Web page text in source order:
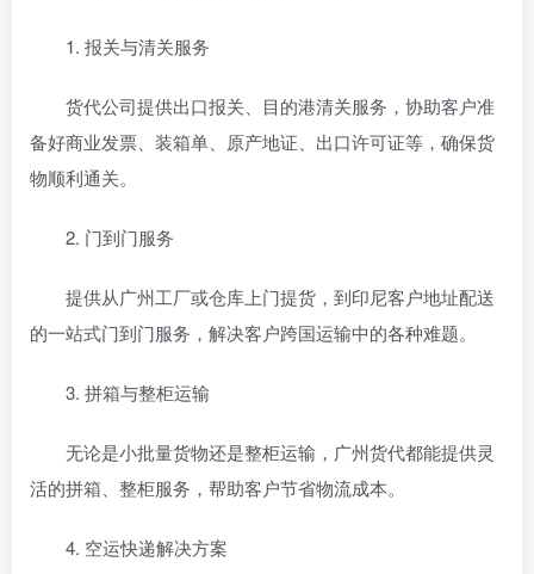
1. 报关与清关服务
货代公司提供出口报关、目的港清关服务，协助客户准
备好商业发票、装箱单、原产地证、出口许可证等，确保货
物顺利通关。
2. 门到门服务
提供从广州工厂或仓库上门提货，到印尼客户地址配送
的一站式门到门服务，解决客户跨国运输中的各种难题。
3. 拼箱与整柜运输
无论是小批量货物还是整柜运输，广州货代都能提供灵
活的拼箱、整柜服务，帮助客户节省物流成本。
4. 空运快递解决方案